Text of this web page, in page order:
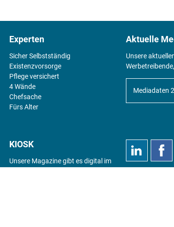
Experten
Sicher Selbstständig
Existenz­vorsorge
Pflege versichert
4 Wände
Chefsache
Fürs Alter
Aktuelle
Unsere
Mediadaten
KIOSK
Unsere Magazine gibt es digital im